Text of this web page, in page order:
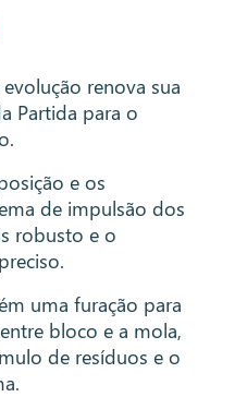
renova sua
Partida para o
e os
de impulsão dos
robusto e o
uma furação para
bloco e a mola,
de resíduos e o